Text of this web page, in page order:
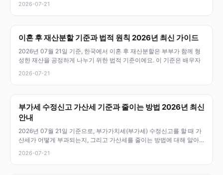
2026-07-21
이혼 후 재산분할 기준과 법적 원칙 2026년 최신 가이드
2026년 07월 21일 기준, 한국에서 이혼 후 재산분할은 부부가 함께 형
성한 재산을 공정하게 나누기 위한 법적 기준이에요. 이 기준은 배우자
2026-07-21
부가세 수정신고 가산세 기준과 줄이는 방법 2026년 최신
안내
2026년 07월 21일 기준으로, 부가가치세(부가세) 수정신고를 할 때 가
산세가 어떻게 부과되는지, 그리고 가산세를 줄이는 방법에 대해 알아
2026-07-21